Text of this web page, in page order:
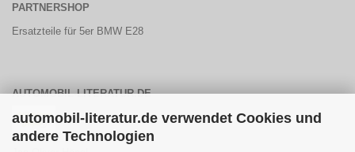
automobil-literatur.de verwendet Cookies und
andere Technologien
PARTNERSHOP
Ersatzteile für 5er BMW E28
AUTOMOBIL-LITERATUR.DE